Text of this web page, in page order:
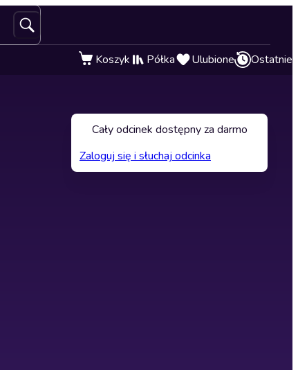
Koszyk Półka Ulubione Ostatnie
Cały odcinek dostępny za darmo
Zaloguj się i słuchaj odcinka